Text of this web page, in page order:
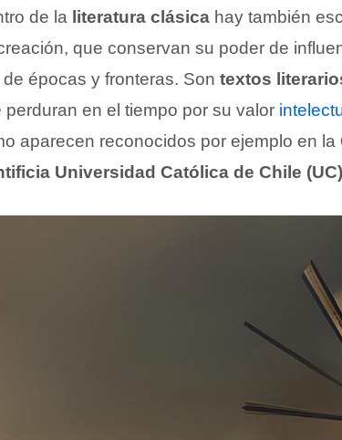
de la literatura clásica hay también
que conservan su poder de
de épocas y fronteras. Son textos
perduran en el tiempo por su valor
aparecen reconocidos por ejemplo en la
Universidad Católica de Chile (UC)